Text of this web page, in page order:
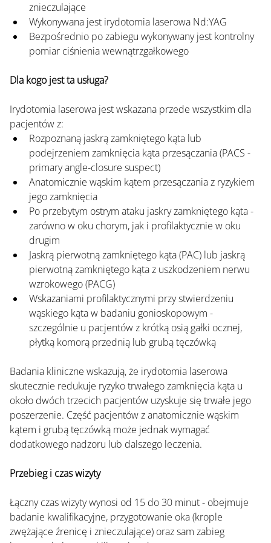
znieczulające
Wykonywana jest irydotomia laserowa Nd:YAG
Bezpośrednio po zabiegu wykonywany jest kontrolny
pomiar ciśnienia wewnątrzgałkowego
Dla kogo jest ta usługa?
Irydotomia laserowa jest wskazana przede wszystkim dla
pacjentów z:
Rozpoznaną jaskrą zamkniętego kąta lub
podejrzeniem zamknięcia kąta przesączania (PACS -
primary angle-closure suspect)
Anatomicznie wąskim kątem przesączania z ryzykiem
jego zamknięcia
Po przebytym ostrym ataku jaskry zamkniętego kąta -
zarówno w oku chorym, jak i profilaktycznie w oku
drugim
Jaskrą pierwotną zamkniętego kąta (PAC) lub jaskrą
pierwotną zamkniętego kąta z uszkodzeniem nerwu
wzrokowego (PACG)
Wskazaniami profilaktycznymi przy stwierdzeniu
wąskiego kąta w badaniu gonioskopowym -
szczególnie u pacjentów z krótką osią gałki ocznej,
płytką komorą przednią lub grubą tęczówką
Badania kliniczne wskazują, że irydotomia laserowa
skutecznie redukuje ryzyko trwałego zamknięcia kąta u
około dwóch trzecich pacjentów uzyskuje się trwałe jego
poszerzenie. Część pacjentów z anatomicznie wąskim
kątem i grubą tęczówką może jednak wymagać
dodatkowego nadzoru lub dalszego leczenia.
Przebieg i czas wizyty
Łączny czas wizyty wynosi od 15 do 30 minut - obejmuje
badanie kwalifikacyjne, przygotowanie oka (krople
zwężające źrenicę i znieczulające) oraz sam zabieg